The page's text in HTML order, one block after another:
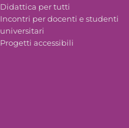
Didattica per tutti
Incontri per docenti e studenti
universitari
Progetti accessibili